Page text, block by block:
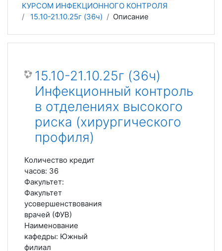
КУРСОМ ИНФЕКЦИОННОГО КОНТРОЛЯ
15.10-21.10.25г (36ч)
Описание
15.10-21.10.25г (36ч)
Инфекционный контроль
в отделениях высокого
риска (хирургического
профиля)
Количество кредит
часов: 36
Факультет:
Факультет
усовершенствования
врачей (ФУВ)
Наименование
кафедры: Южный
филиал